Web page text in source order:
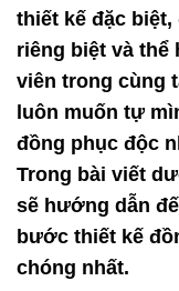
thiết kế đặc biệt,
riêng biệt và thể
viên trong cùng
luôn muốn tự
đồng phục độc
Trong bài viết
sẽ hướng dẫn
bước thiết kế
chóng nhất.